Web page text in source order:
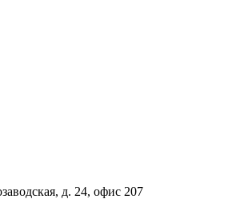
д. 24, офис 207